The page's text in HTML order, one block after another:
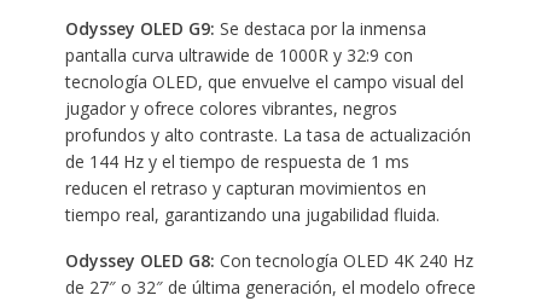
Odyssey OLED G9: Se destaca por la inmensa
pantalla curva ultrawide de 1000R y 32:9 con
tecnología OLED, que envuelve el campo visual del
jugador y ofrece colores vibrantes, negros
profundos y alto contraste. La tasa de actualización
de 144 Hz y el tiempo de respuesta de 1 ms
reducen el retraso y capturan movimientos en
tiempo real, garantizando una jugabilidad fluida.
Odyssey OLED G8: Con tecnología OLED 4K 240 Hz
de 27″ o 32″ de última generación, el modelo ofrece